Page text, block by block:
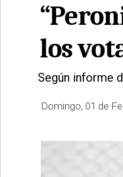
NOTICIAS
POLICIALES
los
Según informe
Domingo, 01 de